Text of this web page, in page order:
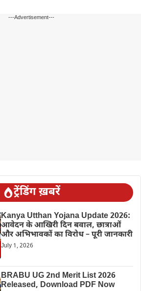
---Advertisement---
ट्रेंडिंग ख़बरें
Kanya Utthan Yojana Update 2026:
आवेदन के आखिरी दिन बवाल, छात्राओं
और अभिभावकों का विरोध – पूरी जानकारी
July 1, 2026
BRABU UG 2nd Merit List 2026
Released, Download PDF Now